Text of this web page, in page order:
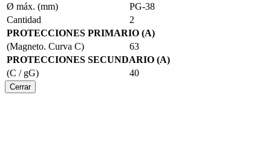
Ø máx. (mm)
PG-38
Cantidad
2
PROTECCIONES PRIMARIO (A)
(Magneto. Curva C)
63
PROTECCIONES SECUNDARIO (A)
(C / gG)
40
Cerrar